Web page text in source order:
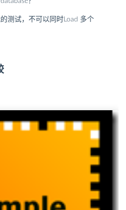
测试，不可以同时Load 多个